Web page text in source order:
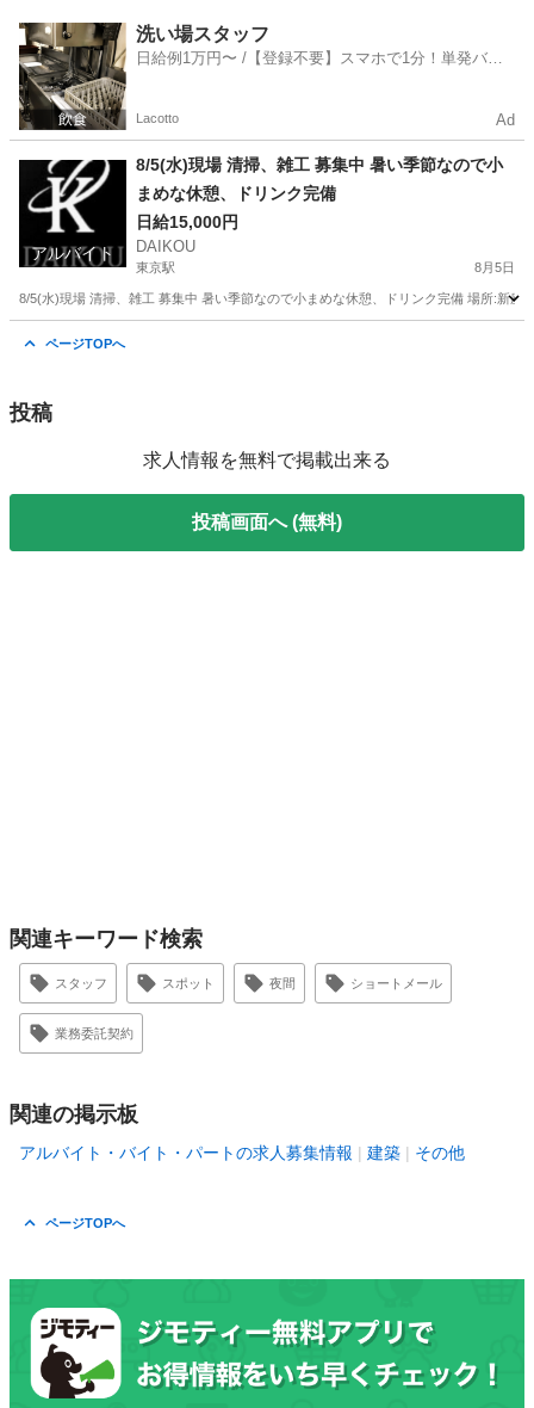
東京 中央区 東京駅 その他
洗い場スタッフ
日給例1万円〜 /【登録不要】スマホで1分！単発バイ
Lacotto Ad
アルバイト
8/5(水)現場 清掃、雑工 募集中 暑い季節なので小
まめな休憩、ドリンク完備
日給15,000円
DAIKOU
東京駅 8月5日
8/5(水)現場 清掃、雑工 募集中 暑い季節なので小まめな休憩、ドリンク完備 場所:新
ページTOPへ
投稿
求人情報を無料で掲載出来る
投稿画面へ (無料)
関連キーワード検索
スタッフ スポット 夜間 ショートメール
業務委託契約
関連の掲示板
アルバイト・バイト・パートの求人募集情報 建築 その他
ページTOPへ